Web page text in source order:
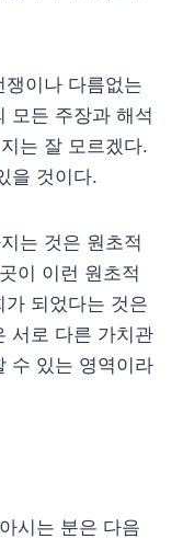
이나 다름없는
모든 주장과 해석
는 잘 모르겠다.
을 것이다.
는 것은 원초적
이 이런 원초적
되었다는 것은
서로 다른 가치관
수 있는 영역이라
시는 분은 다음